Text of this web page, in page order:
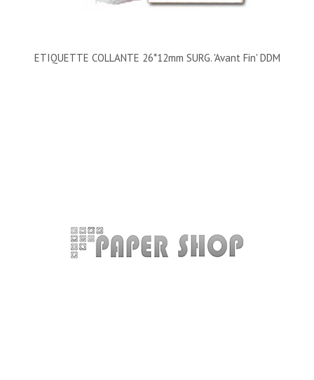
ETIQUETTE COLLANTE 26*12mm SURG. 'Avant Fin' DDM